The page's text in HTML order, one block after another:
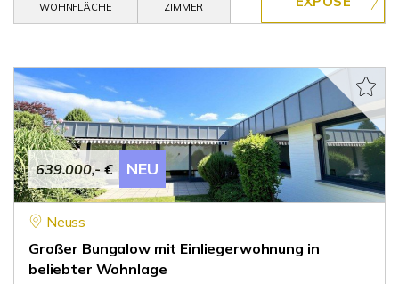
WOHNFLÄCHE
ZIMMER
639.000,- € NEU
Neuss
Großer Bungalow mit Einliegerwohnung in
beliebter Wohnlage